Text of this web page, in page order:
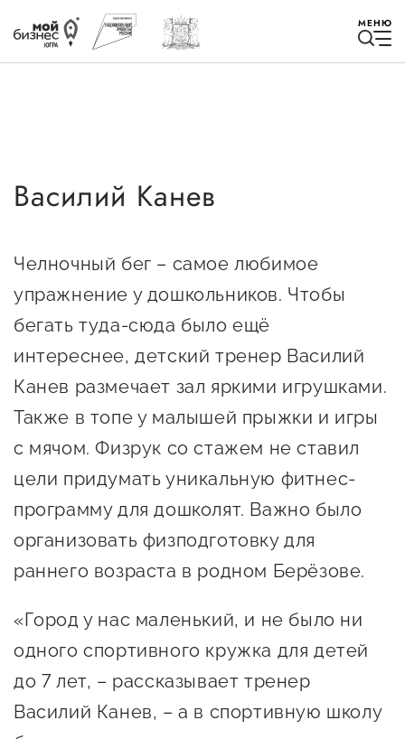
МЕНЮ
Избранное
Быть в курсе
Истории успеха
Мероприятия
Новости
Онлайн-витрина продукции
Социальные сети "Мой
Меры поддержки
Навигатор по мерам
Консультационная поддержка
Образовательная поддержка
Василий Канев
Челночный бег – самое любимое
упражнение у дошкольников. Чтобы
бегать туда-сюда было ещё
интереснее, детский тренер Василий
Канев размечает зал яркими игрушками.
Также в топе у малышей прыжки и игры
с мячом. Физрук со стажем не ставил
цели придумать уникальную фитнес-
программу для дошколят. Важно было
организовать физподготовку для
раннего возраста в родном Берёзове.
«Город у нас маленький, и не было ни
одного спортивного кружка для детей
до 7 лет, – рассказывает тренер
Василий Канев, – а в спортивную школу